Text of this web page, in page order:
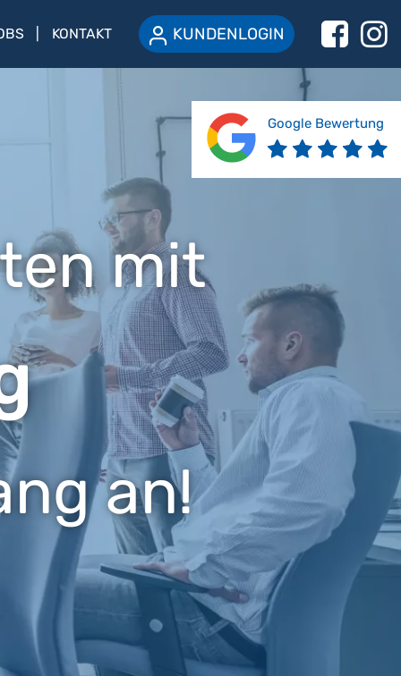
KONTAKT KUNDENLOGIN
mit
an!
Google Bewertung